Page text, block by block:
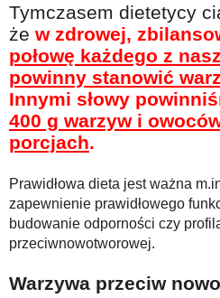
Tymczasem dietetycy
że w zdrowej,
połowę każdego z
powinny stanowić
Innymi słowy
400 g warzyw i
porcjach.
Prawidłowa dieta jest ważna
zapewnienie prawidłowego
budowanie odporności czy
przeciwnowotworowej.
Warzywa przeciw